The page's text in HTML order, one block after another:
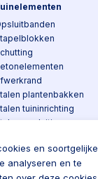
plantenbakken
tuininrichting
opsluiting
en soortgelijke
analyseren en te